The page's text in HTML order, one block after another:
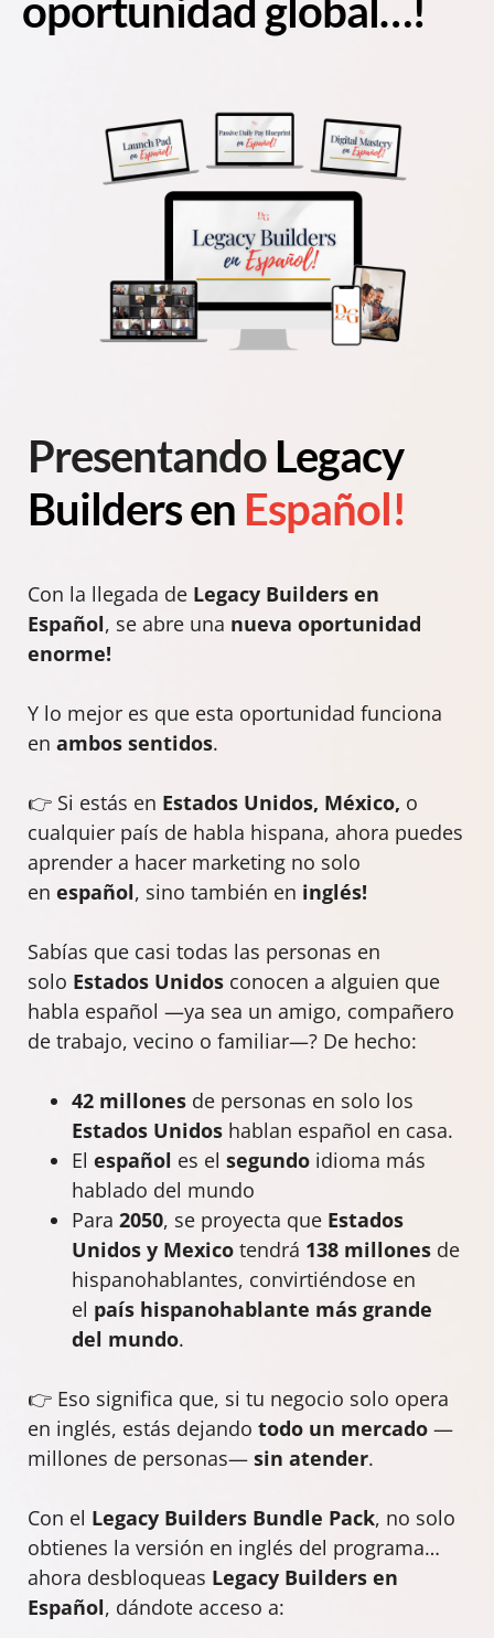
oportunidad global…!
Presentando Legacy
Builders en Español!
Con la llegada de Legacy Builders en
Español, se abre una nueva oportunidad
enorme!
Y lo mejor es que esta oportunidad funciona
en ambos sentidos.
👉 Si estás en Estados Unidos, México, o
cualquier país de habla hispana, ahora puedes
aprender a hacer marketing no solo
en español, sino también en inglés!
Sabías que casi todas las personas en
solo Estados Unidos conocen a alguien que
habla español —ya sea un amigo, compañero
de trabajo, vecino o familiar—? De hecho:
42 millones de personas en solo los
Estados Unidos hablan español en casa.
El español es el segundo idioma más
hablado del mundo
Para 2050, se proyecta que Estados
Unidos y Mexico tendrá 138 millones de
hispanohablantes, convirtiéndose en
el país hispanohablante más grande
del mundo.
👉 Eso significa que, si tu negocio solo opera
en inglés, estás dejando todo un mercado —
millones de personas— sin atender.
Con el Legacy Builders Bundle Pack, no solo
obtienes la versión en inglés del programa…
ahora desbloqueas Legacy Builders en
Español, dándote acceso a: